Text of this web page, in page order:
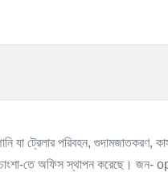
যা ট্রেলার পরিবহন, গুদামজাতকরণ,
তে অফিস স্থাপন করেছে। জন-